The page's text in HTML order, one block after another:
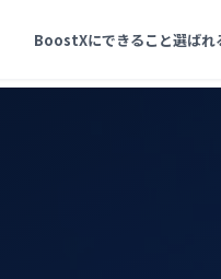
BoostXにできること選ばれ